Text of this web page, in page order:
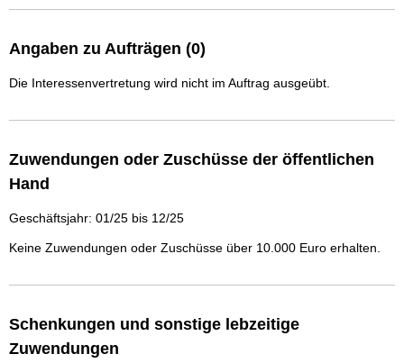
Angaben zu Aufträgen (0)
Die Interessenvertretung wird nicht im Auftrag ausgeübt.
Zuwendungen oder Zuschüsse der öffentlichen
Hand
Geschäftsjahr: 01/25 bis 12/25
Keine Zuwendungen oder Zuschüsse über 10.000 Euro erhalten.
Schenkungen und sonstige lebzeitige
Zuwendungen